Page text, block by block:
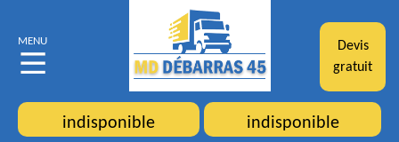
MENU
Devis
gratuit
indisponible indisponible